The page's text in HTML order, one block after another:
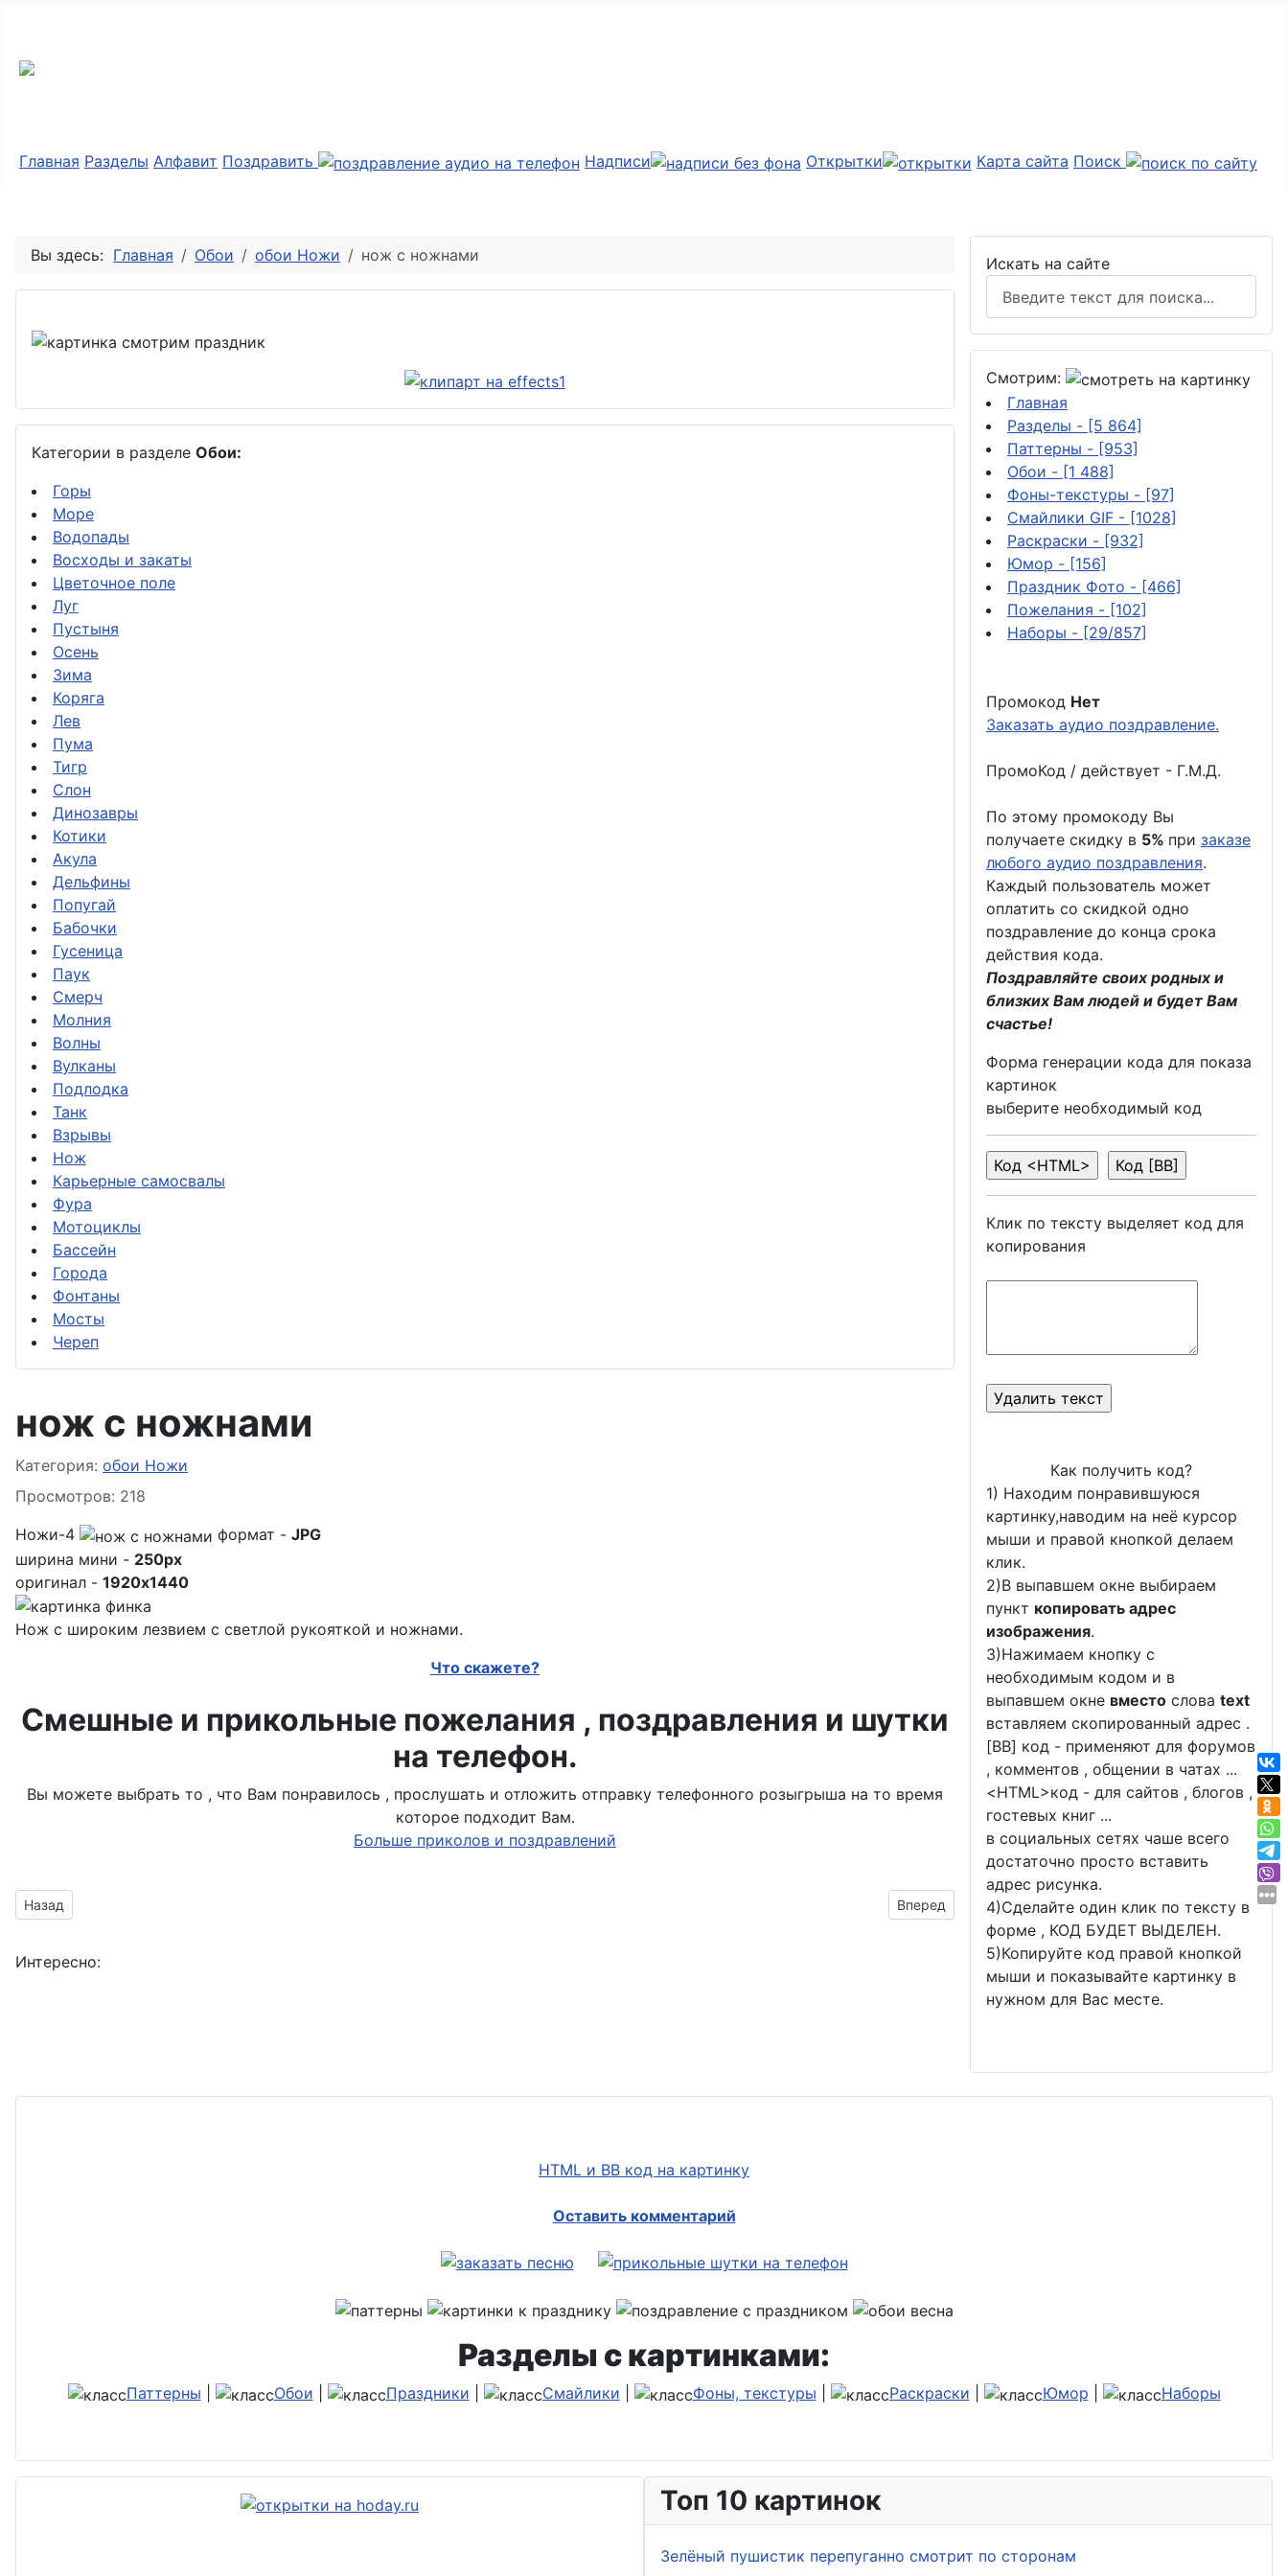
Главная Разделы Алфавит Поздравить Надписи Открытки Карта сайта Поиск
Вы здесь: Главная Обои обои Ножи нож с ножнами
Категории в разделе Обои:
Горы
Море
Водопады
Восходы и закаты
Цветочное поле
Луг
Пустыня
Осень
Зима
Коряга
Лев
Пума
Тигр
Слон
Динозавры
Котики
Акула
Дельфины
Попугай
Бабочки
Гусеница
Паук
Смерч
Молния
Волны
Вулканы
Подлодка
Танк
Взрывы
Нож
Карьерные самосвалы
Фура
Мотоциклы
Бассейн
Города
Фонтаны
Мосты
Череп
нож с ножнами
Информация о материале
Категория: обои Ножи
Просмотров: 218
Ножи-4
формат - JPG
ширина мини - 250px
оригинал - 1920x1440
Нож с широким лезвием с светлой рукояткой и ножнами.
Что скажете?
Смешные и прикольные пожелания , поздравления и шутки
на телефон.
Вы можете выбрать то , что Вам понравилось , прослушать и отложить отправку телефонного розыгрыша на то время
которое подходит Вам.
Больше приколов и поздравлений
Предыдущий материал: может стать оружием
Назад Следующий материал: холодное оружие
Вперед
Интересно:
Искать на сайте
Смотрим:
Главная
Разделы - [5 864]
Паттерны - [953]
Обои - [1 488]
Фоны-текстуры - [97]
Смайлики GIF - [1028]
Раскраски - [932]
Юмор - [156]
Праздник Фото - [466]
Пожелания - [102]
Наборы - [29/857]
Промокод Нет
Заказать аудио поздравление.
ПромоКод / действует - Г.М.Д.
По этому промокоду Вы
получаете скидку в 5% при заказе
любого аудио поздравления.
Каждый пользователь может
оплатить со скидкой одно
поздравление до конца срока
действия кода.
Поздравляйте своих родных и
близких Вам людей и будет Вам
счастье!
Форма генерации кода для показа
картинок
выберите необходимый код
Клик по тексту выделяет код для
копирования
Как получить код?
1) Находим понравившуюся
картинку,наводим на неё курсор
мыши и правой кнопкой делаем
клик.
2)В выпавшем окне выбираем
пункт копировать адрес
изображения.
3)Нажимаем кнопку с
необходимым кодом и в
выпавшем окне вместо слова text
вставляем скопированный адрес .
[BB] код - применяют для форумов
, комментов , общении в чатах ...
<HTML>код - для сайтов , блогов ,
гостевых книг ...
в социальных сетях чаше всего
достаточно просто вставить
адрес рисунка.
4)Сделайте один клик по тексту в
форме , КОД БУДЕТ ВЫДЕЛЕН.
5)Копируйте код правой кнопкой
мыши и показывайте картинку в
нужном для Вас месте.
HTML и BB код на картинку
Оставить комментарий
Разделы с картинками:
Паттерны Обои Праздники Смайлики Фоны, текстуры Раскраски Юмор Наборы
Топ 10 картинок
Зелёный пушистик перепуганно смотрит по сторонам